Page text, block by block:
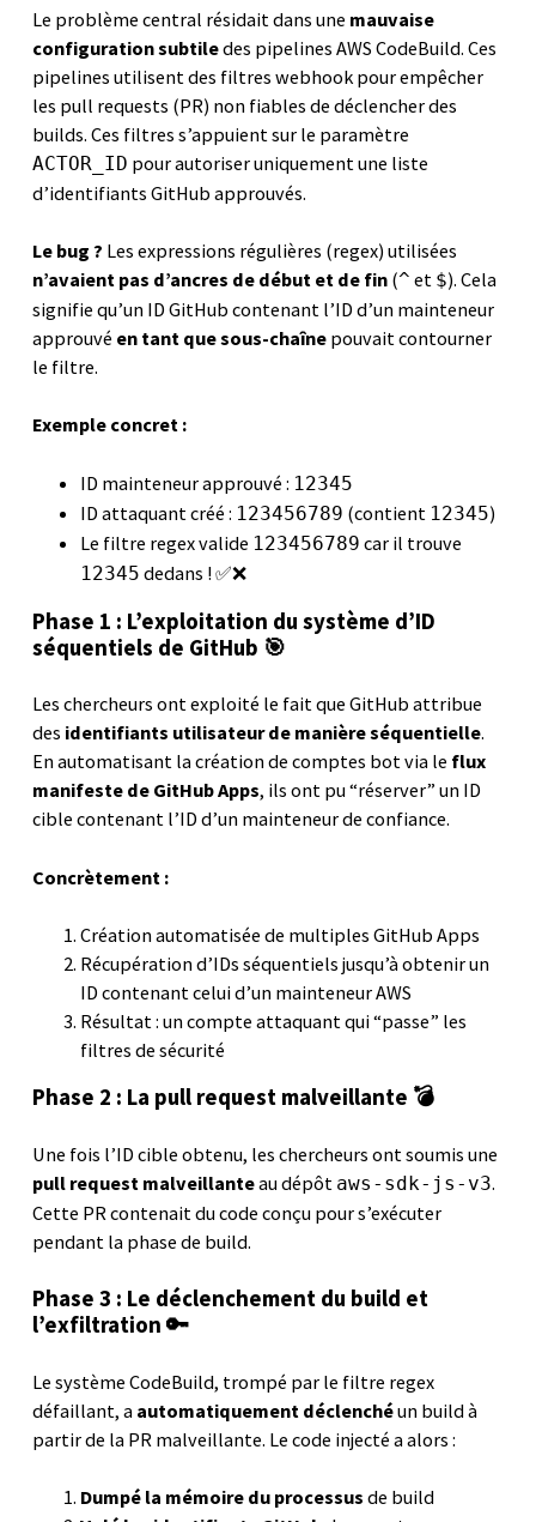
Le problème central résidait dans une mauvaise
configuration subtiledes pipelines AWS CodeBuild. Ces
pipelines utilisent des filtres webhook pour empêcher
les pull requests (PR) non fiables de déclencher des
builds. Ces filtres s’appuient sur le paramètre
ACTOR_ID pour autoriser uniquement une liste
d’identifiants GitHub approuvés.
Le bug ? Les expressions régulières (regex) utilisées
n’avaient pas d’ancres de début et de fin (^ et $). Cela
signifie qu’un ID GitHub contenant l’ID d’un mainteneur
approuvé en tant que sous-chaîne pouvait contourner
le filtre.
Exemple concret :
ID mainteneur approuvé : 12345
ID attaquant créé : 123456789 (contient 12345)
Le filtre regex valide 123456789 car il trouve
12345 dedans ! ✅❌
Phase 1 : L’exploitation du système d’ID
séquentiels de GitHub 🎯
Les chercheurs ont exploité le fait que GitHub attribue
des identifiants utilisateur de manière séquentielle.
En automatisant la création de comptes bot via le flux
manifeste de GitHub Apps, ils ont pu “réserver” un ID
cible contenant l’ID d’un mainteneur de confiance.
Concrètement :
Création automatisée de multiples GitHub Apps
Récupération d’IDs séquentiels jusqu’à obtenir un
ID contenant celui d’un mainteneur AWS
Résultat : un compte attaquant qui “passe” les
filtres de sécurité
Phase 2 : La pull request malveillante 💣
Une fois l’ID cible obtenu, les chercheurs ont soumis une
pull request malveillanteau dépôt aws-sdk-js-v3.
Cette PR contenait du code conçu pour s’exécuter
pendant la phase de build.
Phase 3 : Le déclenchement du build et
l’exfiltration 🔑
Le système CodeBuild, trompé par le filtre regex
défaillant, a automatiquement déclenchéun build à
partir de la PR malveillante. Le code injecté a alors :
Dumpé la mémoire du processus de build